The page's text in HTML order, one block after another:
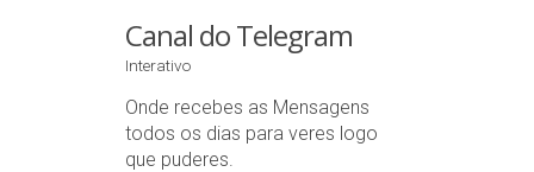
Canal do Telegram
Interativo
Onde recebes as Mensagens
todos os dias para veres logo
que puderes.